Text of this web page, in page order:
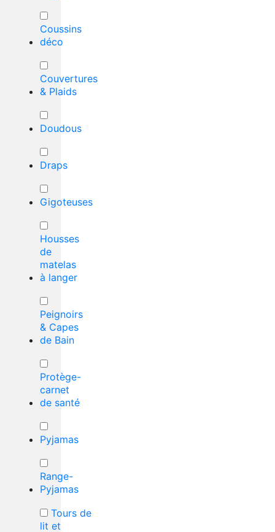
Coussins
déco
Couvertures
& Plaids
Doudous
Draps
Gigoteuses
Housses
de
matelas
à langer
Peignoirs
& Capes
de Bain
Protège-
carnet
de santé
Pyjamas
Range-
Pyjamas
Tours de
lit et